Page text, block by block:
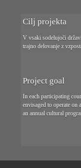
Cilj projekta
V vsaki sodelujoči
trajno delovanje z
Project goal
In each participating
envisaged to operate on
an annual cultural